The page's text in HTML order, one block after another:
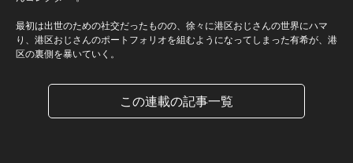
最初は出世のための社交だったものの、徐々に港区おじさんの世界にハマ
り、港区おじさんのポートフォリオを組むようになってしまった有希が、港
区の裏側を暴いていく。
この連載の記事一覧